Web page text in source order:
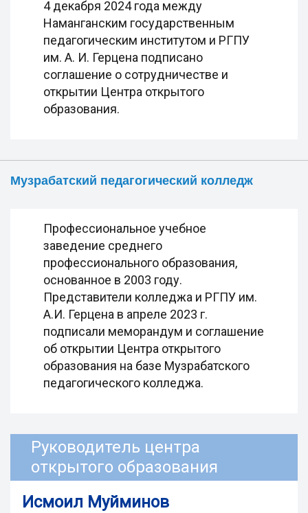
4 декабря 2024 года между
Наманганским государственным
педагогическим институтом и РГПУ
им. А. И. Герцена подписано
соглашение о сотрудничестве и
открытии Центра открытого
образования.
Музрабатский педагогический колледж
Профессиональное учебное
заведение среднего
профессионального образования,
основанное в 2003 году.
Представители колледжа и РГПУ им.
А.И. Герцена в апреле 2023 г.
подписали меморандум и соглашение
об открытии Центра открытого
образования на базе Музрабатского
педагогического колледжа.
Руководитель центра
открытого образования
Исмоил Муйминов